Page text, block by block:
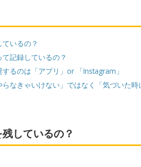
いるの？
記録しているの？
るのは「アプリ」or 「Instagram」
なきゃいけない」ではなく「気づいた
しているの？